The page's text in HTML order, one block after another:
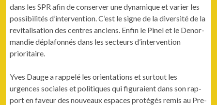
dans les SPR afin de con­serv­er une dynamique et vari­er les
pos­si­bil­ités d’intervention. C’est le signe de la diver­sité de la
revi­tal­i­sa­tion des cen­tres anciens. Enfin le Pinel et le Denor­
mandie dépla­fon­nés dans les secteurs d’intervention
prioritaire.
Yves Dauge a rap­pelé les ori­en­ta­tions et surtout les
urgences sociales et poli­tiques qui fig­u­raient dans son rap­
port en faveur des nou­veaux espaces pro­tégés remis au Pre­